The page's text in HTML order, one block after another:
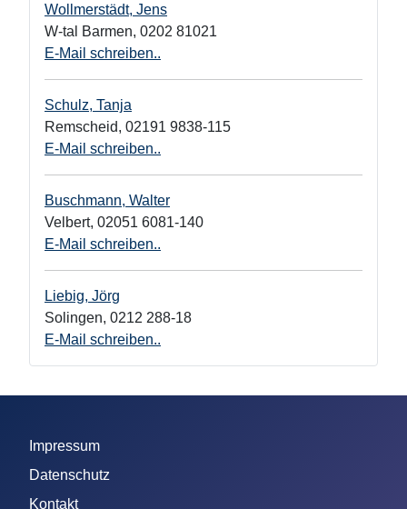
Wollmerstädt, Jens
W-tal Barmen, 0202 81021
E-Mail schreiben..
Schulz, Tanja
Remscheid, 02191 9838-115
E-Mail schreiben..
Buschmann, Walter
Velbert, 02051 6081-140
E-Mail schreiben..
Liebig, Jörg
Solingen, 0212 288-18
E-Mail schreiben..
Impressum
Datenschutz
Kontakt